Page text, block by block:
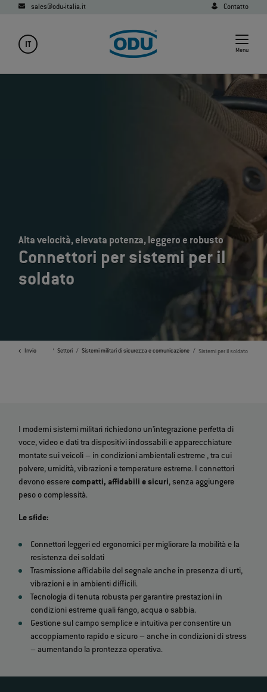
sales@odu-italia.it Contatto
IT
Menu
Connettori per sistemi per il
soldato
Alta velocità, elevata potenza, leggero e robusto
InvioHome Settori Sistemi militari di sicurezza e comunicazione Sistemi per il soldato
I moderni sistemi militari richiedono un'integrazione perfetta di
voce, video e dati tra dispositivi indossabili e apparecchiature
montate sui veicoli – in condizioni ambientali estreme , tra cui
polvere, umidità, vibrazioni e temperature estreme. I connettori
devono esserecompatti, affidabili e sicuri, senza aggiungere
peso o complessità.
Le sfide:
Connettori leggeri ed ergonomici per migliorare la mobilità e la
resistenza dei soldati
Trasmissione affidabile del segnale anche in presenza di urti,
vibrazioni e in ambienti difficili.
Tecnologia di tenuta robusta per garantire prestazioni in
condizioni estreme quali fango, acqua o sabbia.
Gestione sul campo semplice e intuitiva per consentire un
accoppiamento rapido e sicuro – anche in condizioni di stress
– aumentando la prontezza operativa.